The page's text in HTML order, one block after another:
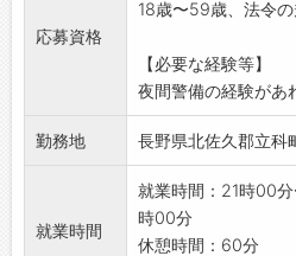
その他の保養施設
せん。
応募資格
18歳〜59歳、法令
【必要な経験等】
夜間警備の経験があ
勤務地 長野県北佐久郡立科
就業時間
就業時間：21時00
時00分
休憩時間：60分